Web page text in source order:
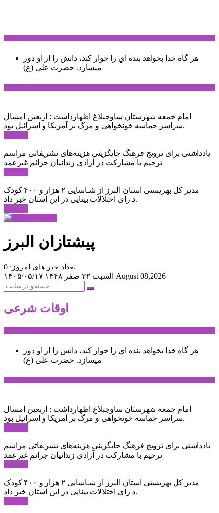
هر گاه خدا بخواهد بنده اي را خوار كند، دانش را از او دور
میسازد. حضرت علی (ع)
امام جمعه شهرستان ساوجبلاغ اظهارداشت : اربعین امسال
سراسر حماسه خونخواهی و مرگ بر آمریکا و اسرائیل بود.
یادداشتی برای ترویج فرهنگ جایگزینی هزینه‌های تشریفاتی مراسم
ترحیم با مشارکت در آزادی زندانیان جرائم غیرعمد
مدیر کل بهزیستی استان البرز از شناسایی ۲ هزار و ۴۰۰ کودک
دارای اختلالات بینایی در این استان خبر داد.
پیشتازان البرز
تعداد خبر های امروز: 0
۱۴۰۵/۰۵/۱۷
السبت ۲۳ صفر ۱۴۴۸ August 08,2026
اوقات شرعی
هر گاه خدا بخواهد بنده اي را خوار كند، دانش را از او دور
میسازد. حضرت علی (ع)
امام جمعه شهرستان ساوجبلاغ اظهارداشت : اربعین امسال
سراسر حماسه خونخواهی و مرگ بر آمریکا و اسرائیل بود.
یادداشتی برای ترویج فرهنگ جایگزینی هزینه‌های تشریفاتی مراسم
ترحیم با مشارکت در آزادی زندانیان جرائم غیرعمد
مدیر کل بهزیستی استان البرز از شناسایی ۲ هزار و ۴۰۰ کودک
دارای اختلالات بینایی در این استان خبر داد.